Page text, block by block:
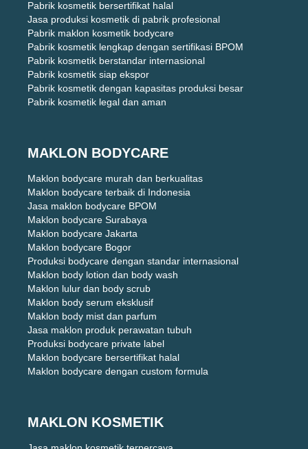
Pabrik kosmetik bersertifikat halal
Jasa produksi kosmetik di pabrik profesional
Pabrik maklon kosmetik bodycare
Pabrik kosmetik lengkap dengan sertifikasi BPOM
Pabrik kosmetik berstandar internasional
Pabrik kosmetik siap ekspor
Pabrik kosmetik dengan kapasitas produksi besar
Pabrik kosmetik legal dan aman
MAKLON BODYCARE
Maklon bodycare murah dan berkualitas
Maklon bodycare terbaik di Indonesia
Jasa maklon bodycare BPOM
Maklon bodycare Surabaya
Maklon bodycare Jakarta
Maklon bodycare Bogor
Produksi bodycare dengan standar internasional
Maklon body lotion dan body wash
Maklon lulur dan body scrub
Maklon body serum eksklusif
Maklon body mist dan parfum
Jasa maklon produk perawatan tubuh
Produksi bodycare private label
Maklon bodycare bersertifikat halal
Maklon bodycare dengan custom formula
MAKLON KOSMETIK